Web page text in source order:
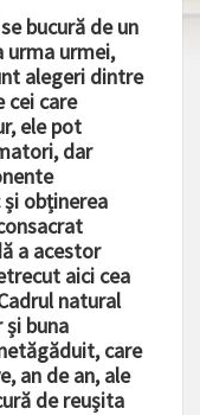
bucură de un
urma urmei,
alegeri dintre
cei care
ele pot
dar
obținerea
a acestor
aici cea
natural
buna
care
an de an, ale
de reușita